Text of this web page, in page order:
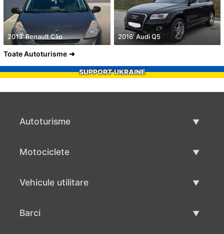
2013' Renault Clio 2016' Audi Q5
Toate Autoturisme
SUPPORT UKRAINE
Autoturisme
Motociclete
Vehicule utilitare
Barci